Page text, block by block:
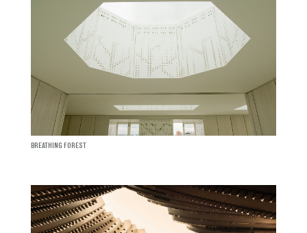
BREATHING FOREST